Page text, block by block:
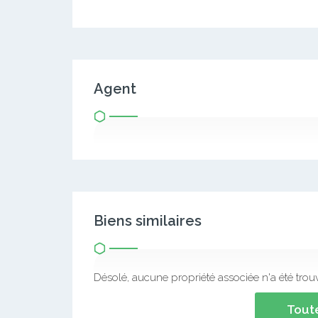
Agent
Biens similaires
Désolé, aucune propriété associée n'a été